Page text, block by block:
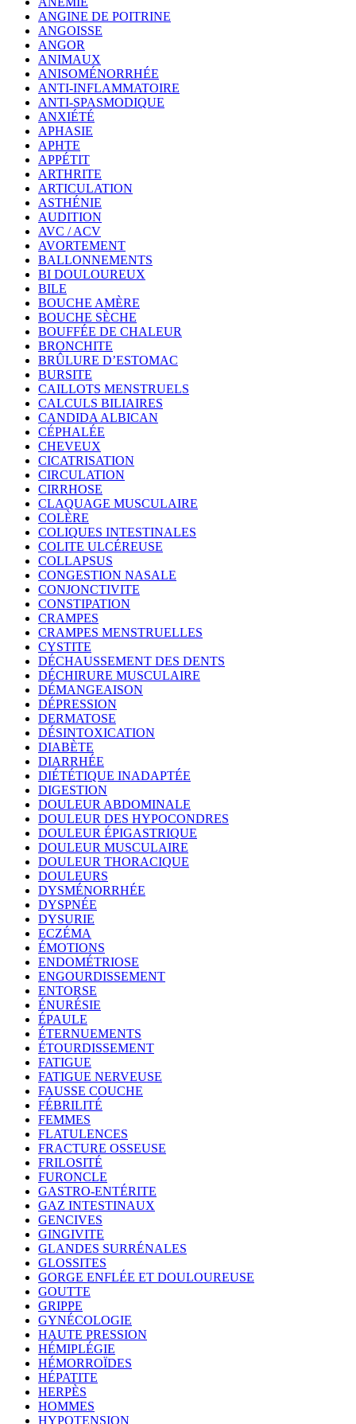
ANGINE DE POITRINE
ANGOISSE
ANGOR
ANIMAUX
ANISOMÉNORRHÉE
ANTI-INFLAMMATOIRE
ANTI-SPASMODIQUE
ANXIÉTÉ
APHASIE
APHTE
APPÉTIT
ARTHRITE
ARTICULATION
ASTHÉNIE
AUDITION
AVC / ACV
AVORTEMENT
BALLONNEMENTS
BI DOULOUREUX
BILE
BOUCHE AMÈRE
BOUCHE SÈCHE
BOUFFÉE DE CHALEUR
BRONCHITE
BRÛLURE D’ESTOMAC
BURSITE
CAILLOTS MENSTRUELS
CALCULS BILIAIRES
CANDIDA ALBICAN
CÉPHALÉE
CHEVEUX
CICATRISATION
CIRCULATION
CIRRHOSE
CLAQUAGE MUSCULAIRE
COLÈRE
COLIQUES INTESTINALES
COLITE ULCÉREUSE
COLLAPSUS
CONGESTION NASALE
CONJONCTIVITE
CONSTIPATION
CRAMPES
CRAMPES MENSTRUELLES
CYSTITE
DÉCHAUSSEMENT DES DENTS
DÉCHIRURE MUSCULAIRE
DÉMANGEAISON
DÉPRESSION
DERMATOSE
DÉSINTOXICATION
DIABÈTE
DIARRHÉE
DIÉTÉTIQUE INADAPTÉE
DIGESTION
DOULEUR ABDOMINALE
DOULEUR DES HYPOCONDRES
DOULEUR ÉPIGASTRIQUE
DOULEUR MUSCULAIRE
DOULEUR THORACIQUE
DOULEURS
DYSMÉNORRHÉE
DYSPNÉE
DYSURIE
ECZÉMA
ÉMOTIONS
ENDOMÉTRIOSE
ENGOURDISSEMENT
ENTORSE
ÉNURÉSIE
ÉPAULE
ÉTERNUEMENTS
ÉTOURDISSEMENT
FATIGUE
FATIGUE NERVEUSE
FAUSSE COUCHE
FÉBRILITÉ
FEMMES
FLATULENCES
FRACTURE OSSEUSE
FRILOSITÉ
FURONCLE
GASTRO-ENTÉRITE
GAZ INTESTINAUX
GENCIVES
GINGIVITE
GLANDES SURRÉNALES
GLOSSITES
GORGE ENFLÉE ET DOULOUREUSE
GOUTTE
GRIPPE
GYNÉCOLOGIE
HAUTE PRESSION
HÉMIPLÉGIE
HÉMORROÏDES
HÉPATITE
HERPÈS
HOMMES
HYPOTENSION